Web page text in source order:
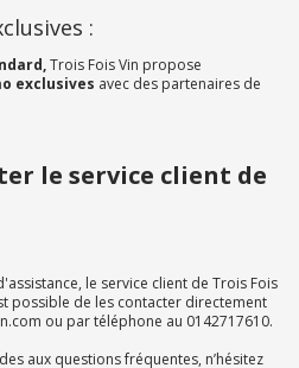
:
Trois Fois Vin propose
exclusives avec des partenaires de
le service client de
le service client de Trois Fois
possible de les contacter directement
ou par téléphone au 0142717610.
aux questions fréquentes, n’hésitez